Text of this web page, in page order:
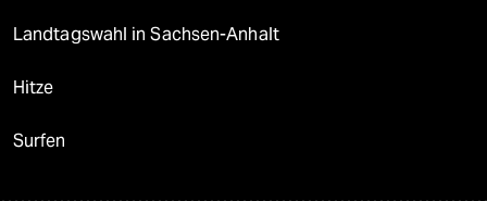
Landtagswahl in Sachsen-Anhalt
Hitze
Surfen